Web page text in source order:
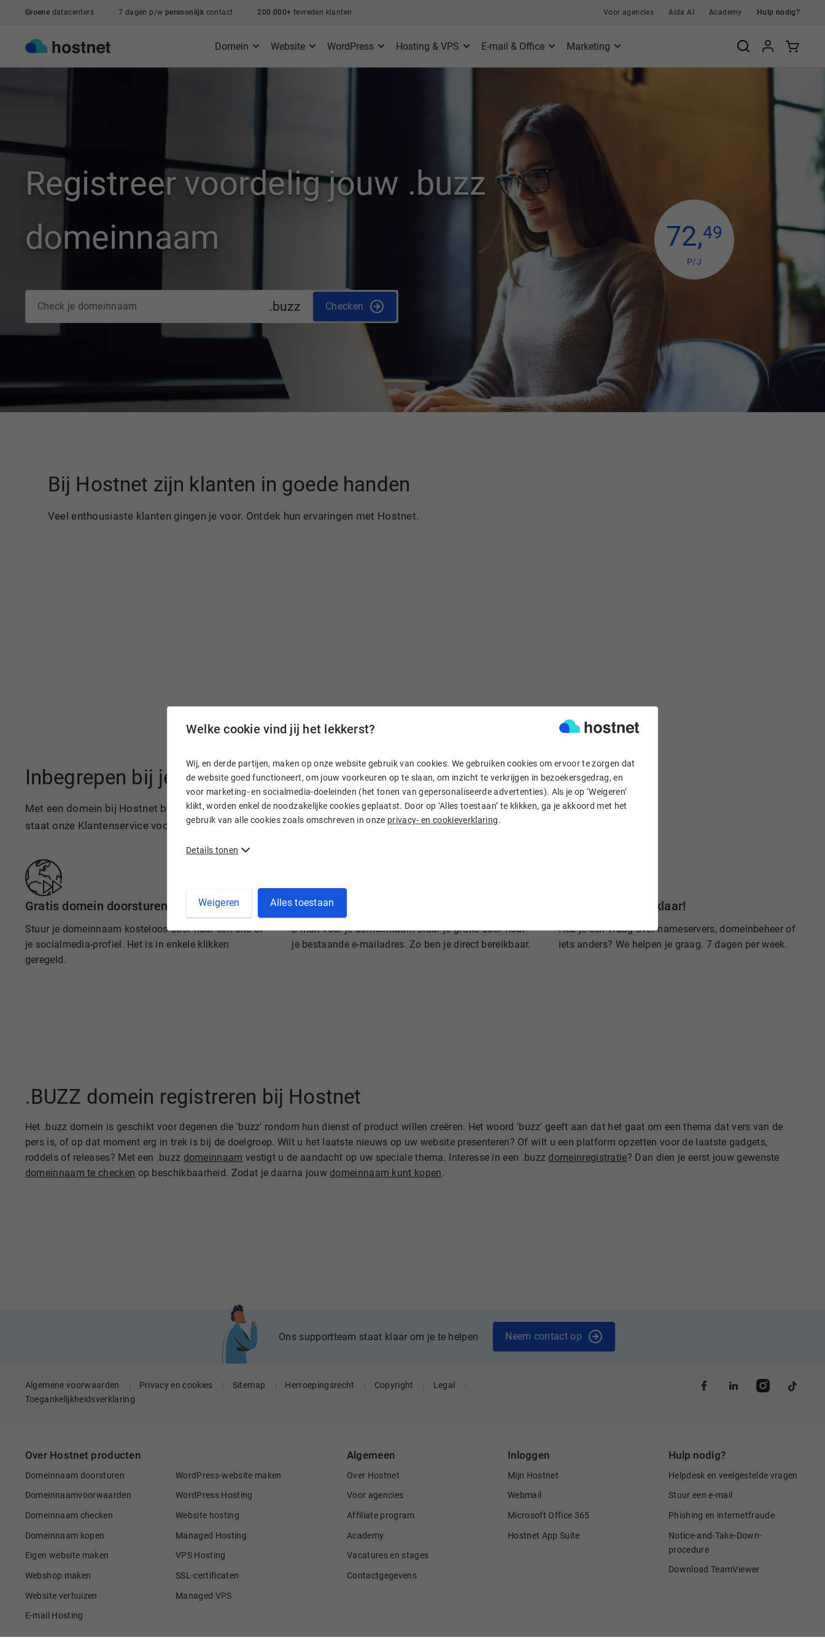
Welke cookie vind jij het lekkerst?
Wij, en derde partijen, maken op onze website gebruik van cookies. We gebruiken cookies om ervoor te zorgen dat
de website goed functioneert, om jouw voorkeuren op te slaan, om inzicht te verkrijgen in bezoekersgedrag, en
voor marketing- en socialmedia-doeleinden (het tonen van gepersonaliseerde advertenties). Als je op ‘Weigeren’
klikt, worden enkel de noodzakelijke cookies geplaatst. Door op ‘Alles toestaan’ te klikken, ga je akkoord met het
gebruik van alle cookies zoals omschreven in onze privacy- en cookieverklaring.
Details tonen
Weigeren Alles toestaan
Ga naar de hoofdinhoud
Groene datacenters 7 dagen p/w persoonlijk contact 200.000+ tevreden klanten Voor agencies Aida AI Academy Hulp nodig?
Domein Website WordPress Hosting & VPS E-mail & Office Marketing
Registreer voordelig jouw .buzz
domeinnaam
.buzz Checken
72,49
P/J
Bij Hostnet zijn klanten in goede handen
Veel enthousiaste klanten gingen je voor. Ontdek hun ervaringen met Hostnet.
Inbegrepen bij je domeinnaam
Met een domein bij Hostnet ben je razendsnel online. En heb je vragen? Dan
staat onze Klantenservice voor je klaar.
Gratis domein doorsturen
Stuur je domeinnaam kosteloos door naar een site of
je socialmedia-profiel. Het is in enkele klikken
geregeld.
Gratis e-mail doorsturen
E-mail voor je domeinnaam stuur je gratis door naar
je bestaande e-mailadres. Zo ben je direct bereikbaar.
Wij staan voor je klaar!
Heb je een vraag over nameservers, domeinbeheer of
iets anders? We helpen je graag. 7 dagen per week.
.BUZZ domein registreren bij Hostnet
Het .buzz domein is geschikt voor degenen die 'buzz' rondom hun dienst of product willen creëren. Het woord 'buzz' geeft aan dat het gaat om een thema dat vers van de
pers is, of op dat moment erg in trek is bij de doelgroep. Wilt u het laatste nieuws op uw website presenteren? Of wilt u een platform opzetten voor de laatste gadgets,
roddels of releases? Met een .buzz domeinnaam vestigt u de aandacht op uw speciale thema. Interesse in een .buzz domeinregistratie? Dan dien je eerst jouw gewenste
domeinnaam te checken op beschikbaarheid. Zodat je daarna jouw domeinnaam kunt kopen.
Ons supportteam staat klaar om je te helpen Neem contact op
Algemene voorwaarden Privacy en cookies Sitemap Herroepingsrecht Copyright
Legal
Toegankelijkheidsverklaring
Over Hostnet producten
Domeinnaam doorsturen
Domeinnaamvoorwaarden
Domeinnaam checken
Domeinnaam kopen
Eigen website maken
Webshop maken
Website verhuizen
E-mail Hosting
WordPress-website maken
WordPress Hosting
Website hosting
Managed Hosting
VPS Hosting
SSL-certificaten
Managed VPS
Algemeen
Over Hostnet
Voor agencies
Affiliate program
Academy
Vacatures en stages
Contactgegevens
Inloggen
Mijn Hostnet
Webmail
Microsoft Office 365
Hostnet App Suite
Hulp nodig?
Helpdesk en veelgestelde vragen
Stuur een e-mail
Phishing en internetfraude
Notice-and-Take-Down-
procedure
Download TeamViewer